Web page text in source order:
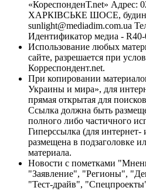
«КореспонденТ.net» Адрес:
ХАРКІВСЬКЕ ШОСЕ,
sunlight@mediadim.com.ua
Идентификатор медиа -
Использование любых
сайте, разрешается при
Корреспондент.net.
При копировании
Украины и мира», для
прямая открытая для
Ссылка должна быть
полного либо частичного
Гиперссылка (для
размещена в подзаголовке
материала.
Новости с пометками
"Заявление", "Регионы",
"Тест-драйв",